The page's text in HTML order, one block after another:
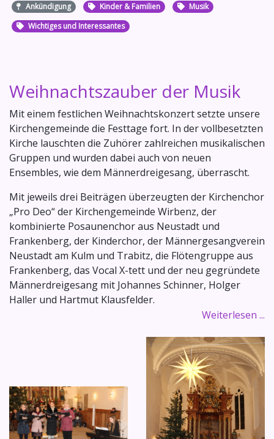
Ankündigung
Kinder & Familien
Musik
Wichtiges und Interessantes
Weihnachtszauber der Musik
Mit einem festlichen Weihnachtskonzert setzte unsere
Kirchengemeinde die Festtage fort. In der vollbesetzten
Kirche lauschten die Zuhörer zahlreichen musikalischen
Gruppen und wurden dabei auch von neuen
Ensembles, wie dem Männerdreigesang, überrascht.
Mit jeweils drei Beiträgen überzeugten der Kirchenchor
„Pro Deo“ der Kirchengemeinde Wirbenz, der
kombinierte Posaunenchor aus Neustadt und
Frankenberg, der Kinderchor, der Männergesangverein
Neustadt am Kulm und Trabitz, die Flötengruppe aus
Frankenberg, das Vocal X-tett und der neu gegründete
Männerdreigesang mit Johannes Schinner, Holger
Haller und Hartmut Klausfelder.
Weiterlesen ...